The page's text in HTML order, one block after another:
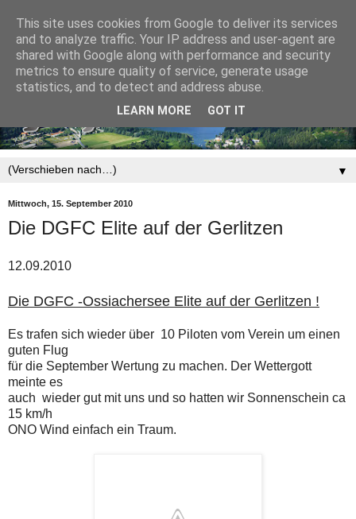
▼
Mittwoch, 15. September 2010
Die DGFC Elite auf der Gerlitzen
12.09.2010
Die DGFC -Ossiachersee Elite auf der Gerlitzen !
Es trafen sich wieder über 10 Piloten vom Verein um einen
guten Flug
für die September Wertung zu machen. Der Wettergott
meinte es
auch wieder gut mit uns und so hatten wir Sonnenschein ca
15 km/h
ONO Wind einfach ein Traum.
This site uses cookies from Google to deliver its services
and to analyze traffic. Your IP address and user-agent are
shared with Google along with performance and security
metrics to ensure quality of service, generate usage
statistics, and to detect and address abuse.
LEARN MORE GOT IT